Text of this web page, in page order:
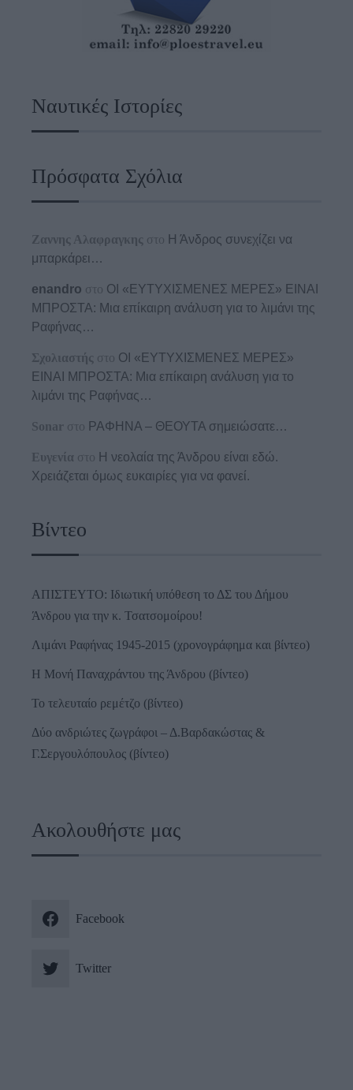
Ναυτικές Ιστορίες
Πρόσφατα Σχόλια
Ζαννης Αλαφραγκης στο Η Άνδρος συνεχίζει να
μπαρκάρει…
enandro στο ΟΙ «ΕΥΤΥΧΙΣΜΕΝΕΣ ΜΕΡΕΣ» ΕΙΝΑΙ
ΜΠΡΟΣΤΑ: Μια επίκαιρη ανάλυση για το λιμάνι της
Ραφήνας…
Σχολιαστής στο ΟΙ «ΕΥΤΥΧΙΣΜΕΝΕΣ ΜΕΡΕΣ»
ΕΙΝΑΙ ΜΠΡΟΣΤΑ: Μια επίκαιρη ανάλυση για το
λιμάνι της Ραφήνας…
Sonar στο ΡΑΦΗΝΑ – ΘΕΟΥΤΑ σημειώσατε…
Ευγενία στο Η νεολαία της Άνδρου είναι εδώ.
Χρειάζεται όμως ευκαιρίες για να φανεί.
Βίντεο
ΑΠΙΣΤΕΥΤΟ: Ιδιωτική υπόθεση το ΔΣ του Δήμου
Άνδρου για την κ. Τσατσομοίρου!
Λιμάνι Ραφήνας 1945-2015 (χρονογράφημα και βίντεο)
Η Μονή Παναχράντου της Άνδρου (βίντεο)
Το τελευταίο ρεμέτζο (βίντεο)
Δύο ανδριώτες ζωγράφοι – Δ.Βαρδακώστας &
Γ.Σεργουλόπουλος (βίντεο)
Ακολουθήστε μας
Facebook
Twitter